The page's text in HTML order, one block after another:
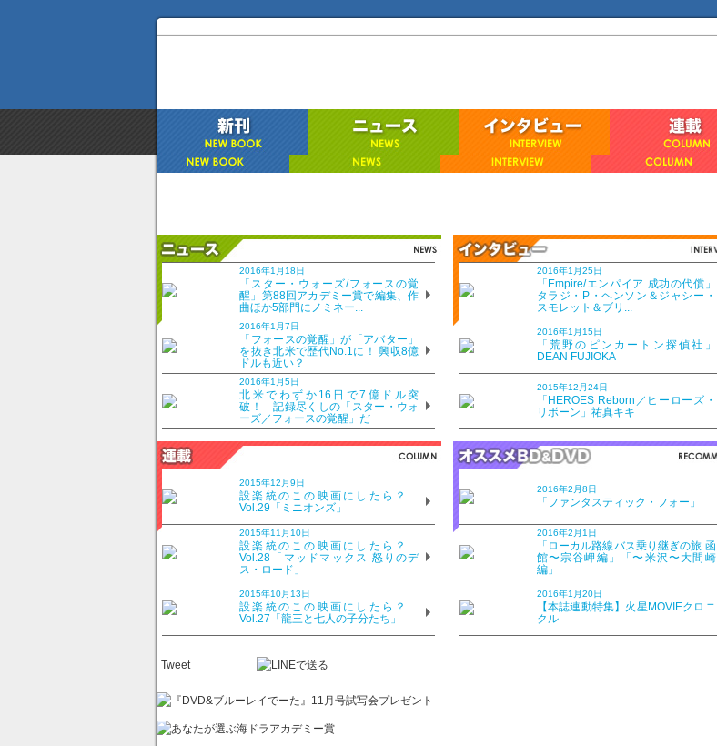
2016年1月18日
「スター・ウォーズ/フォースの覚
醒」第88回アカデミー賞で編集、作
曲ほか5部門にノミネー...
2016年1月7日
「フォースの覚醒」が「アバター」
を抜き北米で歴代No.1に！ 興収8億
ドルも近い？
2016年1月5日
北米でわずか16日で7億ドル突
破！ 記録尽くしの「スター・ウォ
ーズ／フォースの覚醒」だ
2016年1月25日
「Empire/エンパイア 成功の代償」
タラジ・P・ヘンソン＆ジャシー・
スモレット＆ブリ...
2016年1月15日
「荒野のピンカートン探偵社」
DEAN FUJIOKA
2015年12月24日
「HEROES Reborn／ヒーローズ・
リボーン」祐真キキ
2015年12月9日
設楽統のこの映画にしたら？
Vol.29「ミニオンズ」
2015年11月10日
設楽統のこの映画にしたら？
Vol.28「マッドマックス 怒りのデ
ス・ロード」
2015年10月13日
設楽統のこの映画にしたら？
Vol.27「龍三と七人の子分たち」
2016年2月8日
「ファンタスティック・フォー」
2016年2月1日
「ローカル路線バス乗り継ぎの旅 函
館〜宗谷岬編」「〜米沢〜大間崎
編」
2016年1月20日
【本誌連動特集】火星MOVIEクロニ
クル
Tweet
DVD＆ブルーレイでーた 2016年9月号
2016年8月18日
DVD＆ブルーレイでーた
2016年9月号
September 2016
2016年8月20日発売
特別定価570円
ご購入はこちら
目次はこちら
・「スーサイド・スクワッド」最凶ヴィラン軍団がDC映画を変える！
・バットマン100％ホットトイズ フィギュア＆グッズ
・映画を熱くする悪党ども
◎センター企画
・「シビル・ウォー/キャプテン・アメリカ」が切り開くMCUの新時代